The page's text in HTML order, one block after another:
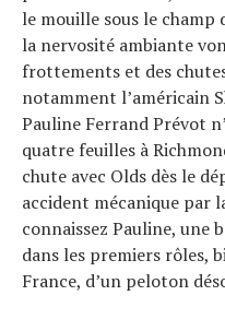
le mouille sous le champ
la nervosité ambiante
frottements et des
notamment l’américain
Pauline Ferrand Prévot
quatre feuilles à
chute avec Olds dès le
accident mécanique par
connaissez Pauline, une
dans les premiers rôles,
France, d’un peloton
Actualités